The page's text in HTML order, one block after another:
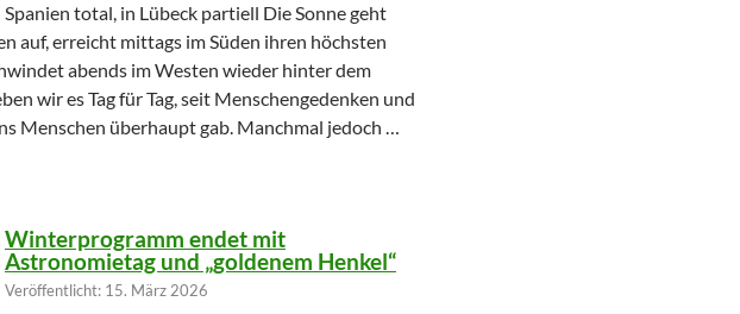
Spanien total, in Lübeck partiell Die Sonne geht
auf, erreicht mittags im Süden ihren höchsten
abends im Westen wieder hinter dem
wir es Tag für Tag, seit Menschengedenken und
Menschen überhaupt gab. Manchmal jedoch …
Licht verliert
Winterprogramm endet mit
Astronomietag und „goldenem Henkel“
Veröffentlicht: 15. März 2026